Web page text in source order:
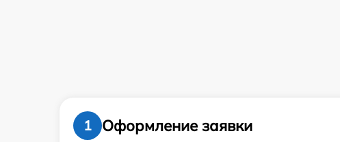
1
Оформление заявки